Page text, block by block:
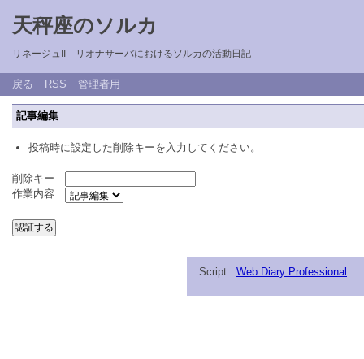
天秤座のソルカ
リネージュII リオナサーバにおけるソルカの活動日記
戻る RSS 管理者用
記事編集
投稿時に設定した削除キーを入力してください。
削除キー
作業内容
Script : Web Diary Professional